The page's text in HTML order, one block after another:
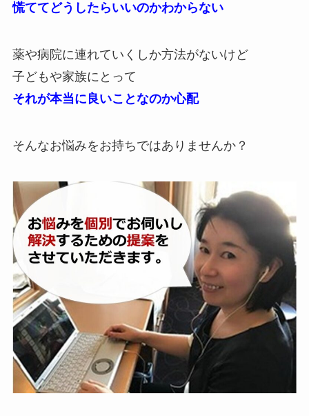
慌ててどうしたらいいのかわからない
薬や病院に連れていくしか方法がないけど
子どもや家族にとって
それが本当に良いことなのか心配
そんなお悩みをお持ちではありませんか？